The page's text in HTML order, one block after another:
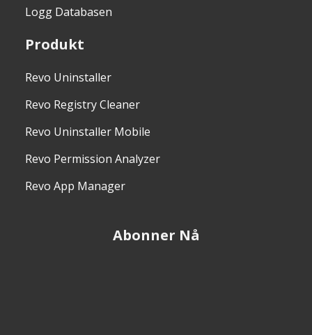
Logg Databasen
Produkt
Revo Uninstaller
Revo Registry Cleaner
Revo Uninstaller Mobile
Revo Permission Analyzer
Revo App Manager
Abonner Nå